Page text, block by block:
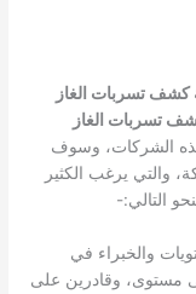
تسربات الغاز
تسربات الغاز
الشركات، وسوف
والتي يرغب الكثير
التالي:-
والخبراء في
مستوى، وقادرين على